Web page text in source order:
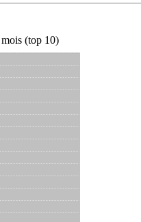
(top 10)